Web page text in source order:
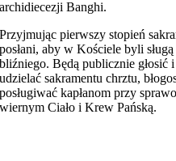
archidiecezji Banghi.
Przyjmując pierwszy stopień
posłani, aby w Kościele byli
bliźniego. Będą publicznie
udzielać sakramentu chrztu,
posługiwać kapłanom przy
wiernym Ciało i Krew Pańską.